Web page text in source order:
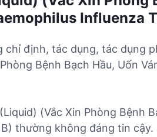
Influenza
định, tác dụng, tác dụng
Bệnh Bạch Hầu, Uốn
(Vắc Xin Phòng Bệnh
thường không đáng tin